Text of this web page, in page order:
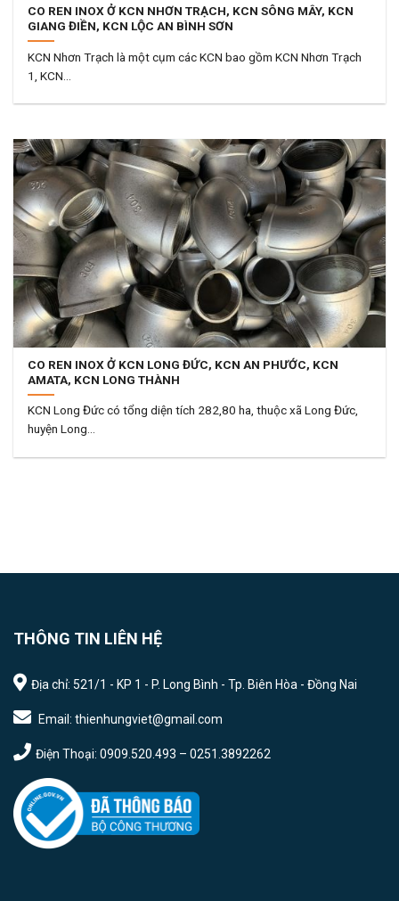
CO REN INOX Ở KCN NHƠN TRẠCH, KCN SÔNG MÂY, KCN
GIANG ĐIỀN, KCN LỘC AN BÌNH SƠN
KCN Nhơn Trạch là một cụm các KCN bao gồm KCN Nhơn Trạch
1, KCN...
CO REN INOX Ở KCN LONG ĐỨC, KCN AN PHƯỚC, KCN
AMATA, KCN LONG THÀNH
KCN Long Đức có tổng diện tích 282,80 ha, thuộc xã Long Đức,
huyện Long...
THÔNG TIN LIÊN HỆ
Địa chỉ: 521/1 - KP 1 - P. Long Bình - Tp. Biên Hòa - Đồng Nai
Email: thienhungviet@gmail.com
Điện Thoại: 0909.520.493 – 0251.3892262